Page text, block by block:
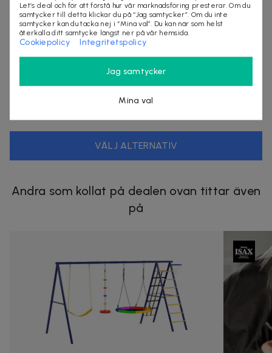
Leveranstid: 1-3 arbetsdagar
Nordmagasinet.com
556905-5238
VÄLJ ALTERNATIV
Andra som kollat på dealen ovan tittar även
på
Let’s deal och för att förstå hur vår marknadsföring presterar. Om du
samtycker till detta klickar du på “Jag samtycker”. Om du inte
samtycker kan du tacka nej i “Mina val”. Du kan när som helst
återkalla ditt samtycke längst ner på vår hemsida.
Cookiepolicy Integritetspolicy
Jag samtycker
Mina val